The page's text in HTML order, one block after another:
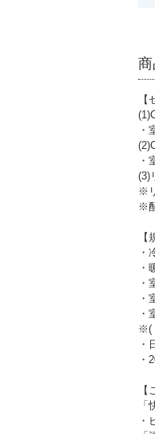
商
【
・
・
(3)
※
※
【
・
・
・
・
・
※(
・
・
【
「
・